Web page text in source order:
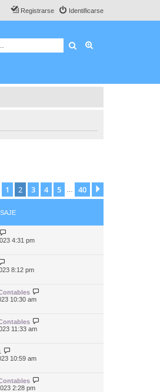
Identificarse
Registrarse
Buscar
2 de 40
Anterior
1 2 3 4 5 40
4:31 pm
8:12 pm
10:30 am
11:33 am
10:59 am
2:28 pm